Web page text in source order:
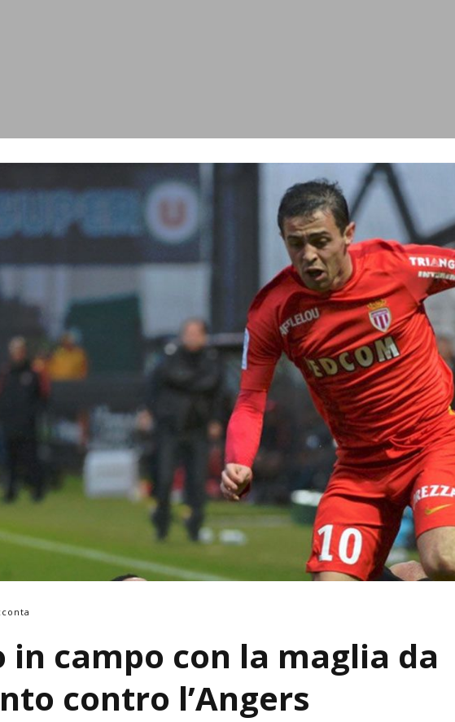
in campo con la maglia da
contro l’Angers